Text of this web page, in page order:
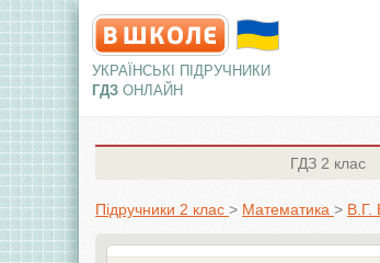
УКРАЇНСЬКІ ПІДРУЧНИКИ
ГДЗ ОНЛАЙН
ГДЗ 2 клас
Підручники 2 клас > Математика > В.Г.